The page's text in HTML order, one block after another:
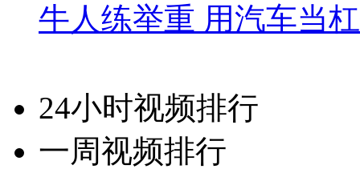
牛人练举重 用汽车当
24小时视频排行
一周视频排行